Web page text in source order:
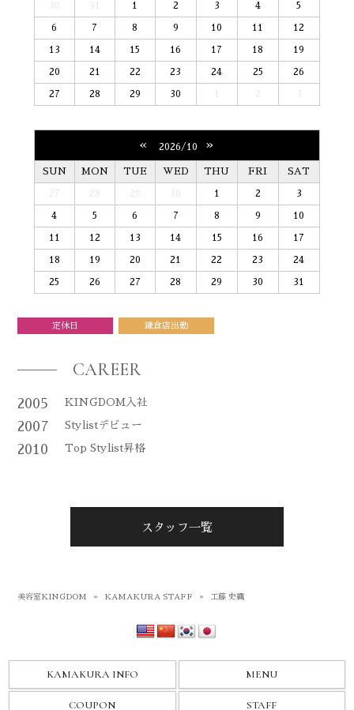
1 2 3 4 5
6 7 8 9 10 11 12
13 14 15 16 17 18 19
20 21 22 23 24 25 26
27 28 29 30
« 2026/10 »
SUN MON TUE WED THU FRI SAT
1 2 3
4 5 6 7 8 9 10
11 12 13 14 15 16 17
18 19 20 21 22 23 24
25 26 27 28 29 30 31
定休日 鎌倉店出勤
CAREER
2005 KINGDOM入社
2007 Stylistデビュー
2010 Top Stylist昇格
スタッフ一覧
美容室KINGDOM » KAMAKURA STAFF » 工藤 史織
KAMAKURA INFO MENU
COUPON STAFF